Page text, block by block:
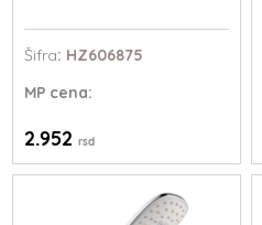
Šifra: HZ606875
MP cena:
2.952rsd